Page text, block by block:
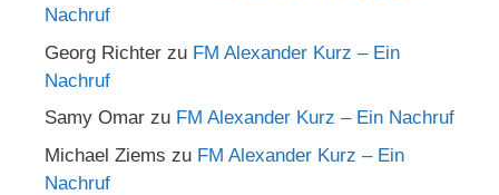
Nachruf
Georg Richter zu FM Alexander Kurz – Ein
Nachruf
Samy Omar zu FM Alexander Kurz – Ein Nachruf
Michael Ziems zu FM Alexander Kurz – Ein
Nachruf